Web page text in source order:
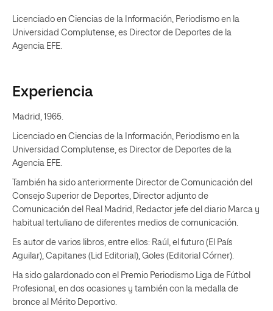
Licenciado en Ciencias de la Información, Periodismo en la
Universidad Complutense, es Director de Deportes de la
Agencia EFE.
Experiencia
Madrid, 1965.
Licenciado en Ciencias de la Información, Periodismo en la
Universidad Complutense, es Director de Deportes de la
Agencia EFE.
También ha sido anteriormente Director de Comunicación del
Consejo Superior de Deportes, Director adjunto de
Comunicación del Real Madrid, Redactor jefe del diario Marca y
habitual tertuliano de diferentes medios de comunicación.
Es autor de varios libros, entre ellos: Raúl, el futuro (El País
Aguilar), Capitanes (Lid Editorial), Goles (Editorial Córner).
Ha sido galardonado con el Premio Periodismo Liga de Fútbol
Profesional, en dos ocasiones y también con la medalla de
bronce al Mérito Deportivo.